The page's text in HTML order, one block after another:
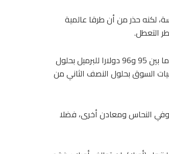
لكنه حذر من أن طرقا عالمية
التعطل.
وأضاف أنه إذا أعيد فتح المضيق في المستقبل القريب، فقد تصل أسعار النفط إلى ما بين 95 و96 دولارا للبرميل بحلول
أن تعود إلى أساسيات السوق بحلول النصف الثاني من
النحاس ومعادن أخرى، فضلا